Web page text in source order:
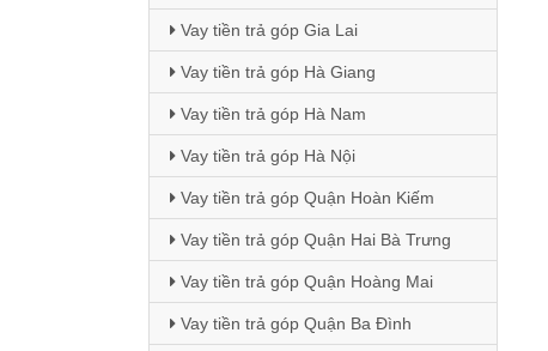
Vay tiền trả góp Gia Lai
Vay tiền trả góp Hà Giang
Vay tiền trả góp Hà Nam
Vay tiền trả góp Hà Nội
Vay tiền trả góp Quận Hoàn Kiếm
Vay tiền trả góp Quận Hai Bà Trưng
Vay tiền trả góp Quận Hoàng Mai
Vay tiền trả góp Quận Ba Đình